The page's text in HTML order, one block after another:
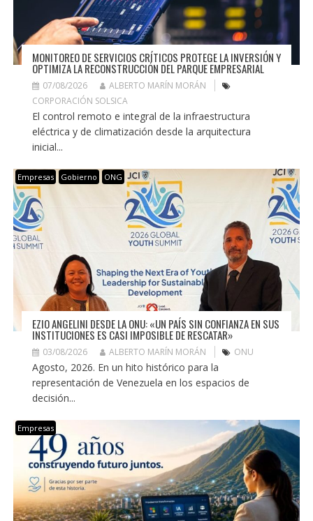
MONITOREO DE SERVICIOS CRÍTICOS PROTEGE LA INVERSIÓN Y
OPTIMIZA LA RECONSTRUCCIÓN DEL PARQUE EMPRESARIAL
07/08/2026
ALBERTO MARÍN MORÁN
CORPORACIÓN SOLSICA
El control remoto e integral de la infraestructura
eléctrica y de climatización desde la arquitectura
inicial...
Empresas Gobierno ONG
EZIO ANGELINI DESDE LA ONU: «UN PAÍS SIN CONFIANZA EN SUS
INSTITUCIONES ES CASI IMPOSIBLE DE RESCATAR»
03/08/2026 ALBERTO MARÍN MORÁN ONU
Agosto, 2026. En un hito histórico para la
representación de Venezuela en los espacios de
decisión...
Empresas